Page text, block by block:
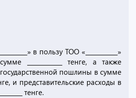
в пользу ТОО «___________»
____________ тенге, а также
пошлины в сумме
тенге, и представительские расходы в
тенге.